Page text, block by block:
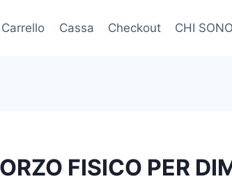
Carrello Cassa Checkout CHI SONO
FISICO PER